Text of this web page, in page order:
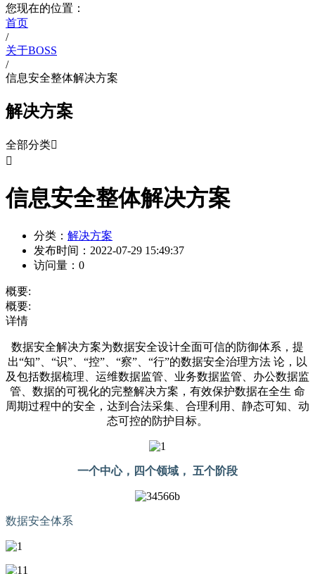
您现在的位置：
首页
/
关于BOSS
/
信息安全整体解决方案
解决方案
全部分类

信息安全整体解决方案
分类： 解决方案
发布时间： 2022-07-29 15:49:37
访问量： 0
概要:
概要:
详情
数据安全解决方案为数据安全设计全面可信的防御体系，提
出“知”、“识”、“控”、“察”、“行”的数据安全治理方法 论，以
及包括数据梳理、运维数据监管、业务数据监管、办公数据监
管、数据的可视化的完整解决方案，有效保护数据在全生 命
周期过程中的安全，达到合法采集、合理利用、静态可知、动
态可控的防护目标。
一个中心，四个领域， 五个阶段
数据安全体系